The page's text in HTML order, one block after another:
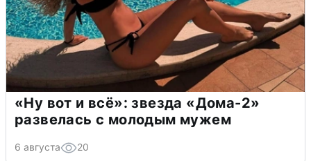
«Ну вот и всё»: звезда «Дома-2»
развелась с молодым мужем
6 августа 20